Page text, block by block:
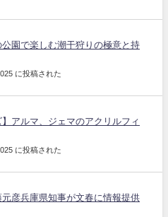
公園で楽しむ潮干狩りの極意と持
に投稿された
】アルマ、ジェマのアクリルフィ
に投稿された
元彦兵庫県知事が文春に情報提供